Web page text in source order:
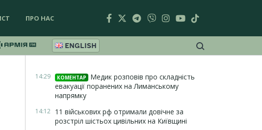
ПРО НАС
ENGLISH
14:29 КОМЕНТАР
Медик розповів про складність
евакуації поранених на Лиманському
напрямку
14:12 11 військових рф отримали довічне за
розстріл шістьох цивільних на Київщині